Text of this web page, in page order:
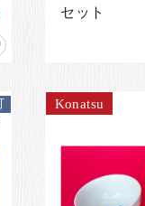
セット
Konatsu